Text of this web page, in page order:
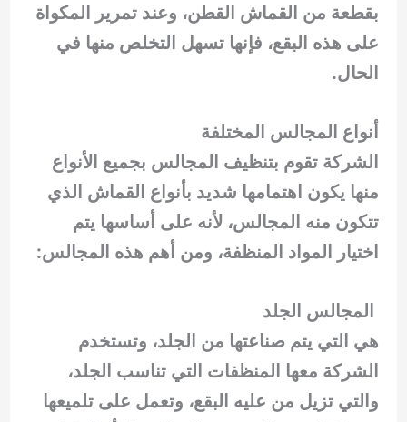
بقطعة من القماش القطن، وعند تمرير المكواة
على هذه البقع، فإنها تسهل التخلص منها في
الحال.
أنواع المجالس المختلفة
الشركة تقوم بتنظيف المجالس بجميع الأنواع
منها يكون اهتمامها شديد بأنواع القماش الذي
تتكون منه المجالس، لأنه على أساسها يتم
اختيار المواد المنظفة، ومن أهم هذه المجالس:
المجالس الجلد
هي التي يتم صناعتها من الجلد، وتستخدم
الشركة معها المنظفات التي تناسب الجلد،
والتي تزيل من عليه البقع، وتعمل على تلميعها